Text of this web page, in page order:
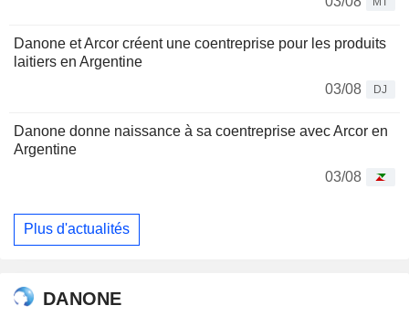
Danone et Arcor créent une coentreprise pour les produits
laitiers en Argentine
03/08
DJ
Danone donne naissance à sa coentreprise avec Arcor en
Argentine
03/08
Plus d'actualités
DANONE